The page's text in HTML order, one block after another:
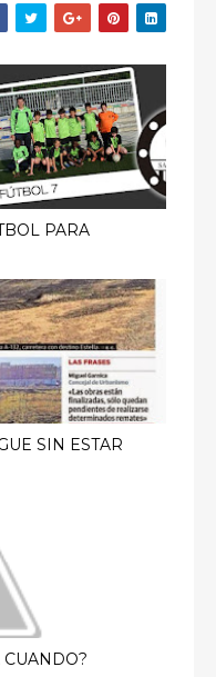
PARA
SIN ESTAR
CUANDO?